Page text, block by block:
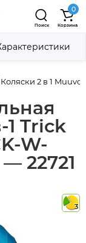
Поиск
0
Корзина
Коляски 2 в 1 Muuvo
1 Trick
W-
22721
3